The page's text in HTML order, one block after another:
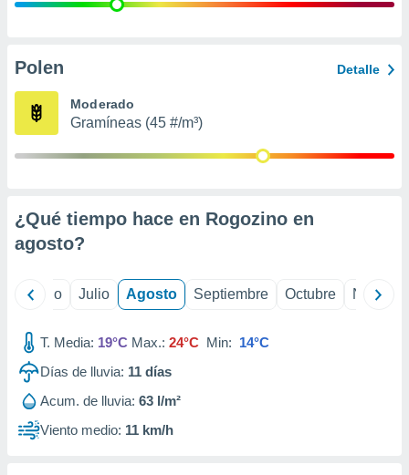
e
publicidad
Polen Detalle
Moderado
Gramíneas (45 #/m³)
¿Qué tiempo hace en Rogozino en
agosto?
Junio Julio Agosto Septiembre Octubre
T. Media: 19°C Max.: 24°C Min: 14°C
Días de lluvia: 11 días
Acum. de lluvia: 63 l/m²
Viento medio: 11 km/h